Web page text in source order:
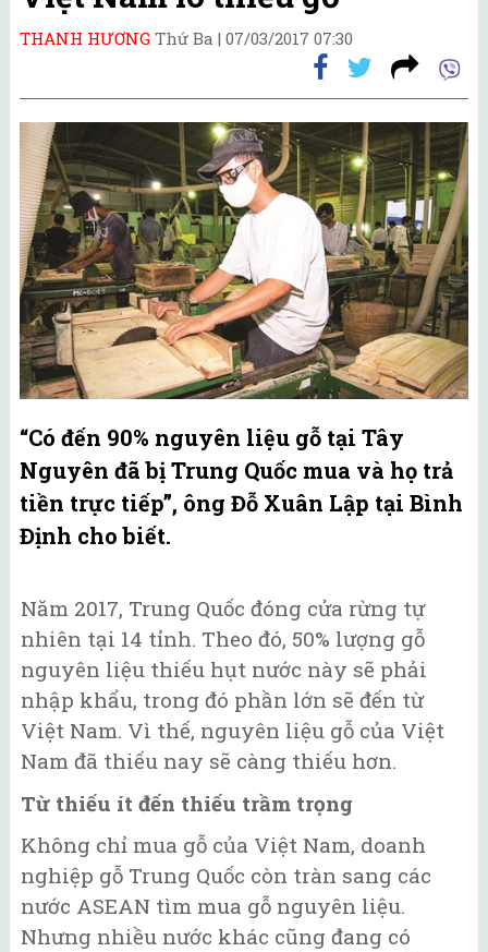
THANH HƯƠNG Thứ Ba | 07/03/2017 07:30
“Có đến 90% nguyên liệu gỗ tại Tây
Nguyên đã bị Trung Quốc mua và họ trả
tiền trực tiếp”, ông Đỗ Xuân Lập tại Bình
Định cho biết.
Năm 2017, Trung Quốc đóng cửa rừng tự
nhiên tại 14 tỉnh. Theo đó, 50% lượng gỗ
nguyên liệu thiếu hụt nước này sẽ phải
nhập khẩu, trong đó phần lớn sẽ đến từ
Việt Nam. Vì thế, nguyên liệu gỗ của Việt
Nam đã thiếu nay sẽ càng thiếu hơn.
Từ thiếu ít đến thiếu trầm trọng
Không chỉ mua gỗ của Việt Nam, doanh
nghiệp gỗ Trung Quốc còn tràn sang các
nước ASEAN tìm mua gỗ nguyên liệu.
Nhưng nhiều nước khác cũng đang có